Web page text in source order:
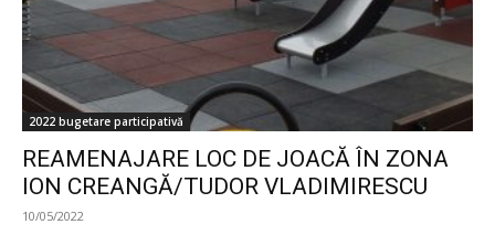
2022 bugetare participativă
REAMENAJARE LOC DE JOACĂ ÎN ZONA
ION CREANGĂ/TUDOR VLADIMIRESCU
10/05/2022